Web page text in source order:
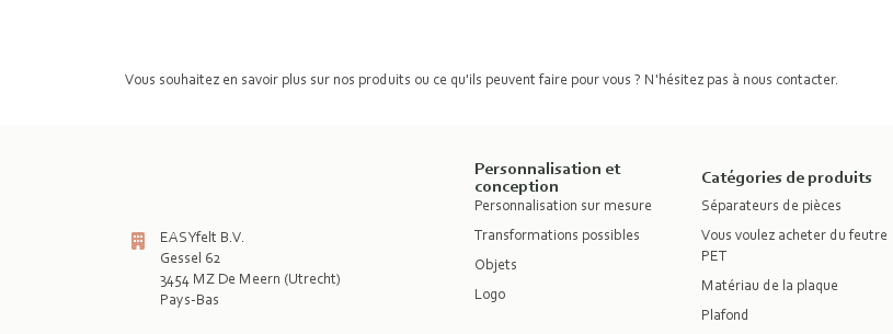
Vous souhaitez en savoir plus sur nos produits ou ce qu'ils peuvent faire pour vous ? N'hésitez pas à nous contacter.
EASYfelt B.V.
Gessel 62
3454 MZ De Meern (Utrecht)
Pays-Bas
Personnalisation et
conception
Personnalisation sur mesure
Transformations possibles
Objets
Logo
Catégories de produits
Séparateurs de pièces
Vous voulez acheter du feutre
PET
Matériau de la plaque
Plafond